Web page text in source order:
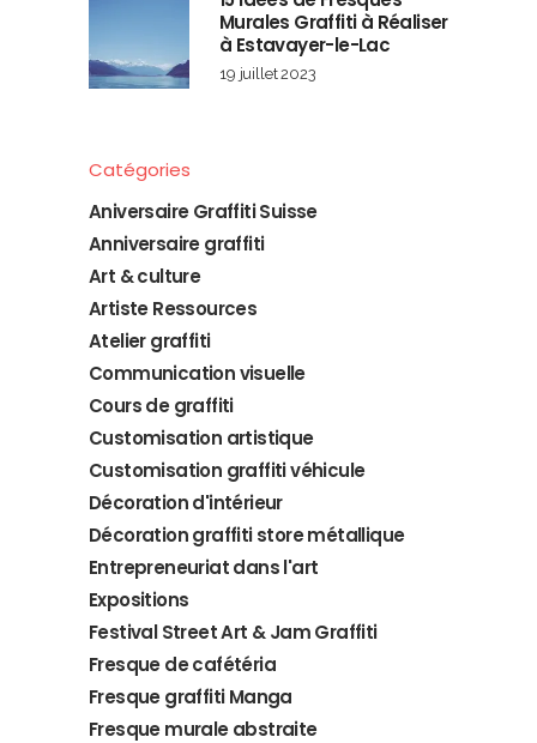
Murales Graffiti à Réaliser
à Estavayer-le-Lac
19 juillet 2023
Catégories
Aniversaire Graffiti Suisse
Anniversaire graffiti
Art & culture
Artiste Ressources
Atelier graffiti
Communication visuelle
Cours de graffiti
Customisation artistique
Customisation graffiti véhicule
Décoration d'intérieur
Décoration graffiti store métallique
Entrepreneuriat dans l'art
Expositions
Festival Street Art & Jam Graffiti
Fresque de cafétéria
Fresque graffiti Manga
Fresque murale abstraite